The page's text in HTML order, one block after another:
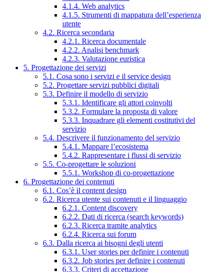
4.1.4. Web analytics
4.1.5. Strumenti di mappatura dell’esperienza
utente
4.2. Ricerca secondaria
4.2.1. Ricerca documentale
4.2.2. Analisi benchmark
4.2.3. Valutazione euristica
5. Progettazione dei servizi
5.1. Cosa sono i servizi e il service design
5.2. Progettare servizi pubblici digitali
5.3. Definire il modello di servizio
5.3.1. Identificare gli attori coinvolti
5.3.2. Formulare la proposta di valore
5.3.3. Inquadrare gli elementi costitutivi del
servizio
5.4. Descrivere il funzionamento del servizio
5.4.1. Mappare l’ecosistema
5.4.2. Rappresentare i flussi di servizio
5.5. Co-progettare le soluzioni
5.5.1. Workshop di co-progettazione
6. Progettazione dei contenuti
6.1. Cos’è il content design
6.2. Ricerca utente sui contenuti e il linguaggio
6.2.1. Content discovery
6.2.2. Dati di ricerca (search keywords)
6.2.3. Ricerca tramite analytics
6.2.4. Ricerca sui forum
6.3. Dalla ricerca ai bisogni degli utenti
6.3.1. User stories per definire i contenuti
6.3.2. Job stories per definire i contenuti
6.3.3. Criteri di accettazione